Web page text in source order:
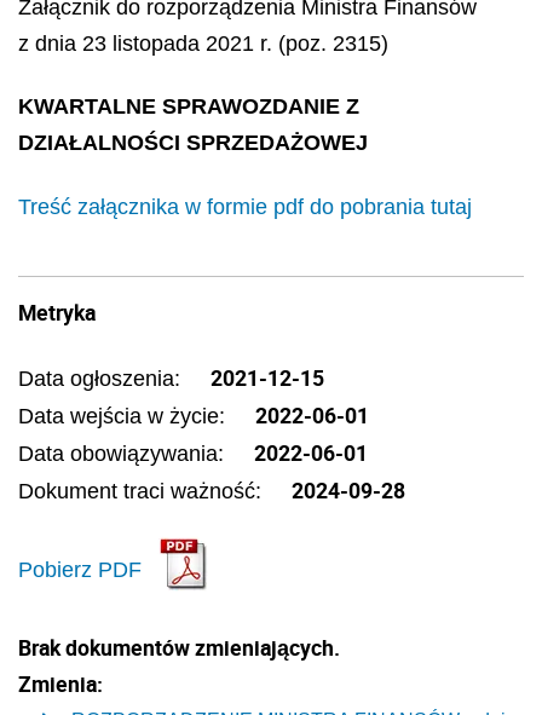
Załącznik do rozporządzenia Ministra Finansów
z dnia 23 listopada 2021 r. (poz. 2315)
KWARTALNE SPRAWOZDANIE Z
DZIAŁALNOŚCI SPRZEDAŻOWEJ
Treść załącznika w formie pdf do pobrania tutaj
Metryka
Data ogłoszenia: 2021-12-15
Data wejścia w życie: 2022-06-01
Data obowiązywania: 2022-06-01
Dokument traci ważność: 2024-09-28
Pobierz PDF
Brak dokumentów zmieniających.
Zmienia: